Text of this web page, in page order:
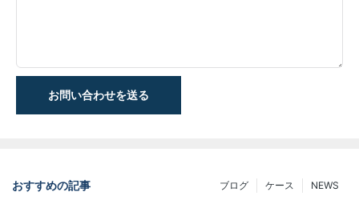
お問い合わせを送る
おすすめの記事 NEWS
ケース
ブログ